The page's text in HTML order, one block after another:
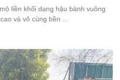
liền khối dạng hậu bành vuông
và vô cùng bền ...